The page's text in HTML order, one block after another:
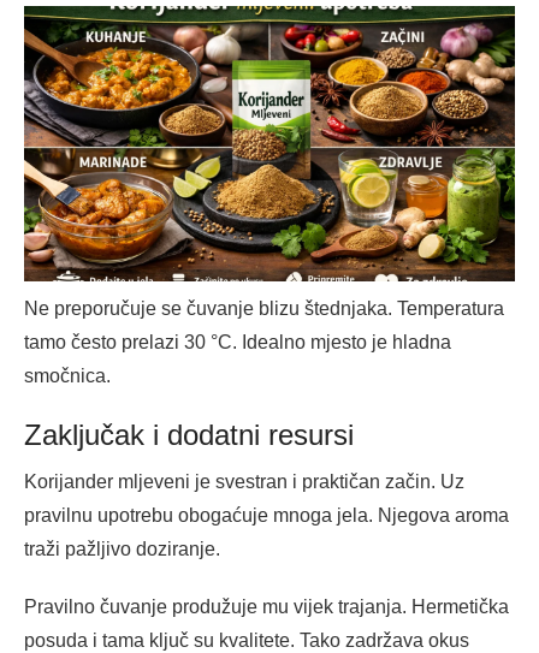
Ne preporučuje se čuvanje blizu štednjaka. Temperatura
tamo često prelazi 30 °C. Idealno mjesto je hladna
smočnica.
Zaključak i dodatni resursi
Korijander mljeveni je svestran i praktičan začin. Uz
pravilnu upotrebu obogaćuje mnoga jela. Njegova aroma
traži pažljivo doziranje.
Pravilno čuvanje produžuje mu vijek trajanja. Hermetička
posuda i tama ključ su kvalitete. Tako zadržava okus